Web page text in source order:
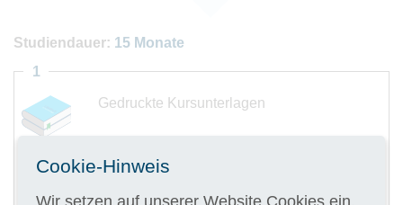
Studiendauer: 15 Monate
Gedruckte Kursunterlagen
1
Cookie-Hinweis